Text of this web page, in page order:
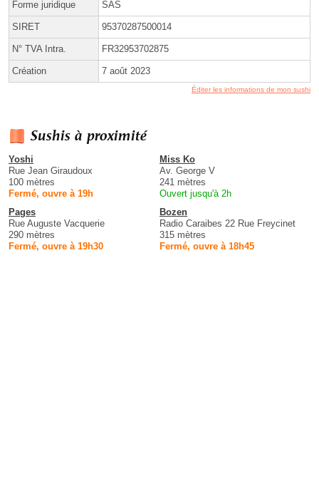
Forme juridique SAS
SIRET 95370287500014
N° TVA Intra. FR32953702875
Création 7 août 2023
Éditer les informations de mon sushi
Sushis à proximité
Yoshi
Rue Jean Giraudoux
100 mètres
Fermé, ouvre à 19h
Miss Ko
Av. George V
241 mètres
Ouvert jusqu'à 2h
Pages
Rue Auguste Vacquerie
290 mètres
Fermé, ouvre à 19h30
Bozen
Radio Caraibes 22 Rue Freycinet
315 mètres
Fermé, ouvre à 18h45